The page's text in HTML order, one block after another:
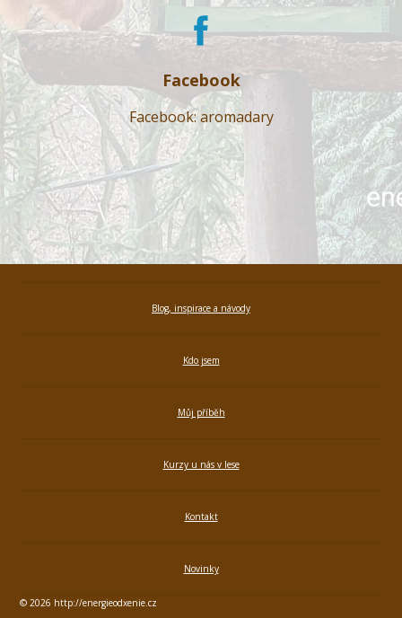
Facebook
Facebook: aromadary
Blog, inspirace a návody
Kdo jsem
Můj příběh
Kurzy u nás v lese
Kontakt
Novinky
© 2026 http://energieodxenie.cz